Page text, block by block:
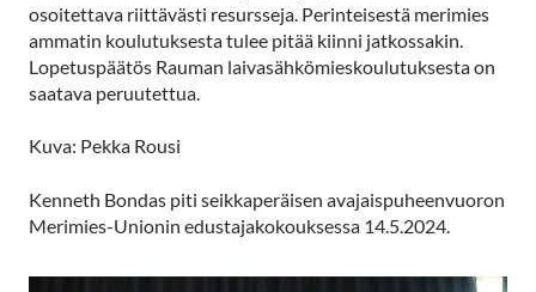
osoitettava riittävästi resursseja. Perinteisestä merimies
ammatin koulutuksesta tulee pitää kiinni jatkossakin.
Lopetuspäätös Rauman laivasähkömieskoulutuksesta on
saatava peruutettua.
Kuva: Pekka Rousi
Kenneth Bondas piti seikkaperäisen avajaispuheenvuoron
Merimies-Unionin edustajakokouksessa 14.5.2024.